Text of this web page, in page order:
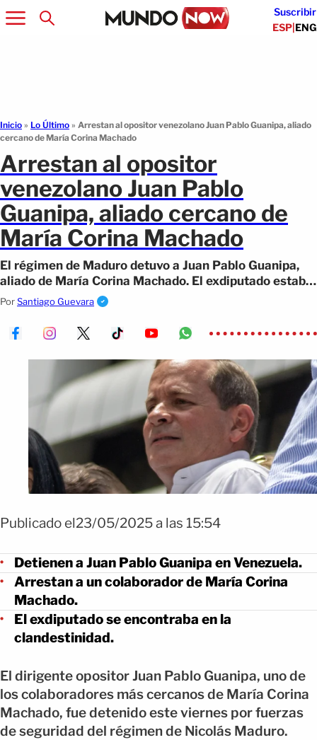
Suscribir
ESP|ENG
Inicio » Lo Último » Arrestan al opositor venezolano Juan Pablo Guanipa, aliado
cercano de María Corina Machado
Arrestan al opositor
venezolano Juan Pablo
Guanipa, aliado cercano de
María Corina Machado
El régimen de Maduro detuvo a Juan Pablo Guanipa,
aliado de María Corina Machado. El exdiputado estaba
en la clandestinidad.
PorSantiago Guevara
Publicado el23/05/2025 a las 15:54
Detienen a Juan Pablo Guanipa en Venezuela.
Arrestan a un colaborador de María Corina
Machado.
El exdiputado se encontraba en la
clandestinidad.
El dirigente opositor Juan Pablo Guanipa, uno de
los colaboradores más cercanos de María Corina
Machado, fue detenido este viernes por fuerzas
de seguridad del régimen de Nicolás Maduro.